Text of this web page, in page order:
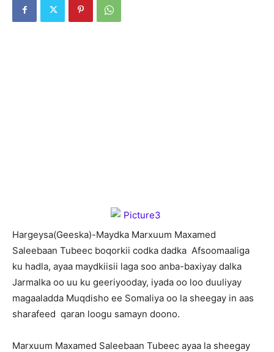
Hargeysa(Geeska)-Maydka Marxuum Maxamed
Saleebaan Tubeec boqorkii codka dadka Afsoomaaliga
ku hadla, ayaa maydkiisii laga soo anba-baxiyay dalka
Jarmalka oo uu ku geeriyooday, iyada oo loo duuliyay
magaaladda Muqdisho ee Somaliya oo la sheegay in aas
sharafeed qaran loogu samayn doono.
Marxuum Maxamed Saleebaan Tubeec ayaa la sheegay